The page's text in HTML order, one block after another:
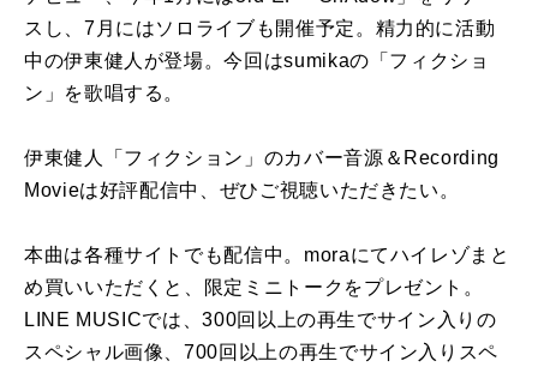
スし、7月にはソロライブも開催予定。精力的に活動
中の伊東健人が登場。今回はsumikaの「フィクショ
ン」を歌唱する。
伊東健人「フィクション」のカバー音源＆Recording
Movieは好評配信中、ぜひご視聴いただきたい。
本曲は各種サイトでも配信中。moraにてハイレゾまと
め買いいただくと、限定ミニトークをプレゼント。
LINE MUSICでは、300回以上の再生でサイン入りの
スペシャル画像、700回以上の再生でサイン入りスペ